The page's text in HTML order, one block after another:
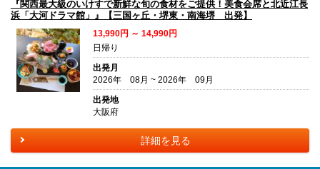
『関西最大級のいけすで新鮮な旬の食材をご提供！美食会席と北近江長
浜「大河ドラマ館」』【三国ヶ丘・堺東・南海堺 出発】
13,990円 ～ 14,990円
日帰り
出発月
2026年 08月 ~ 2026年 09月
出発地
大阪府
詳細を見る